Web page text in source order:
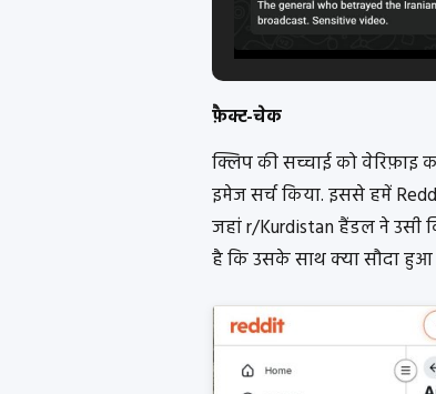
फ़ैक्ट-चेक
क्लिप की सच्चाई को वेरिफ़ाइ
इमेज सर्च किया. इससे हमें
जहां r/Kurdistan हैंडल ने उसी
है कि उसके साथ क्या सौदा हुआ